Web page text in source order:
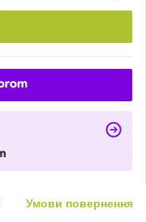
Умови повернення